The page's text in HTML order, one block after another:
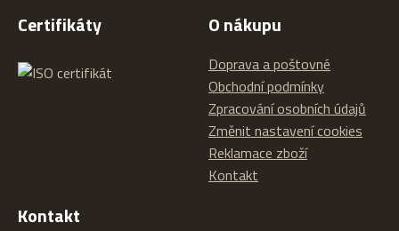
Certifikáty O nákupu
Doprava a poštovné
Obchodní podmínky
Zpracování osobních údajů
Změnit nastavení cookies
Reklamace zboží
Kontakt
Kontakt